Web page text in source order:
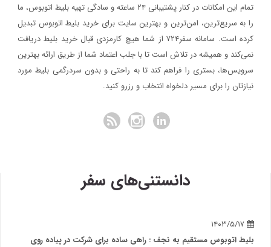
تمام این امکانات در کنار پشتیبانی‌ ۲۴ ساعته و سادگی تهیه بلیط اتوبوس، ما
را به سریع‌ترین، امن‌ترین و بهترین سایت برای خرید بلیط اتوبوس تبدیل
کرده است. سامانه سفر۷۲۴ از شما هیچ کارمزدی قبال خرید بلیط دریافت
نمی‌کند و همیشه در تلاش است تا با جلب اعتماد شما از طریق ارائه بهترین
سرویس‌ها، بستری را فراهم کند تا به راحتی و بدون سردرگمی بلیط مورد
نیازتان را برای مسیر دلخواه انتخاب و رزرو کنید.
دانستنی‌های سفر
۱۴۰۳/۵/۱۷
بلیط اتوبوس مستقیم به نجف : راهی ساده برای شرکت در پیاده روی